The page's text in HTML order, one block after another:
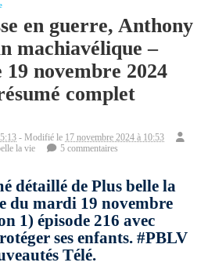
en guerre, Anthony
machiavélique –
novembre 2024
complet
- Modifié le 17 novembre 2024 à 10:53
la vie 5 commentaires
détaillé de Plus belle la
du mardi 19 novembre
1) épisode 216 avec
ses enfants. #PBLV
Télé.